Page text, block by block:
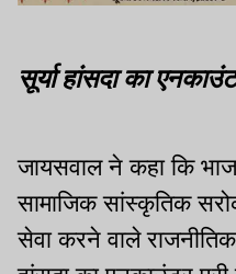
सूर्या हांसदा का
जायसवाल ने कहा कि
सामाजिक सांस्कृतिक
सेवा करने वाले राजनीतिक